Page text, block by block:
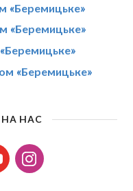
«Беремицьке»
«Беремицьке»
«Беремицьке»
НА НАС